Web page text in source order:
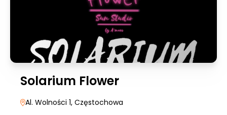
Solarium Flower
Al. Wolności 1, Częstochowa